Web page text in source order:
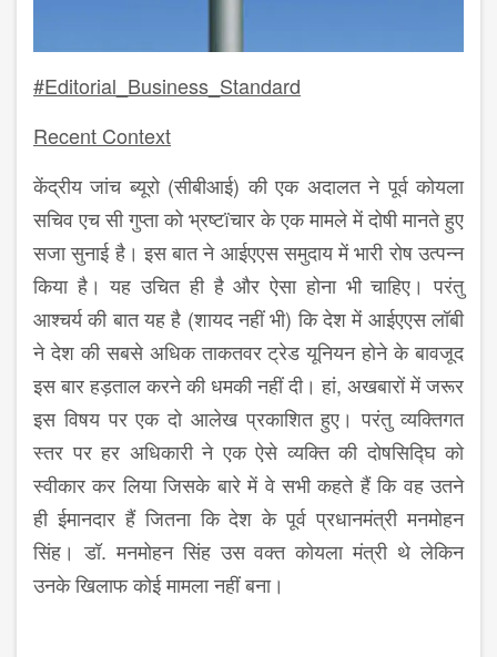
#Editorial_Business_Standard
Recent Context
केंद्रीय जांच ब्यूरो (सीबीआई) की एक अदालत ने पूर्व कोयला
सचिव एच सी गुप्ता को भ्रष्टïचार के एक मामले में दोषी मानते हुए
सजा सुनाई है। इस बात ने आईएएस समुदाय में भारी रोष उत्पन्न
किया है। यह उचित ही है और ऐसा होना भी चाहिए। परंतु
आश्चर्य की बात यह है (शायद नहीं भी) कि देश में आईएएस लॉबी
ने देश की सबसे अधिक ताकतवर ट्रेड यूनियन होने के बावजूद
इस बार हड़ताल करने की धमकी नहीं दी। हां, अखबारों में जरूर
इस विषय पर एक दो आलेख प्रकाशित हुए। परंतु व्यक्तिगत
स्तर पर हर अधिकारी ने एक ऐसे व्यक्ति की दोषसिद्घि को
स्वीकार कर लिया जिसके बारे में वे सभी कहते हैं कि वह उतने
ही ईमानदार हैं जितना कि देश के पूर्व प्रधानमंत्री मनमोहन
सिंह। डॉ. मनमोहन सिंह उस वक्त कोयला मंत्री थे लेकिन
उनके खिलाफ कोई मामला नहीं बना।